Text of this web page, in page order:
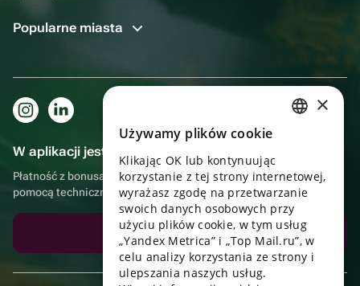
Popularne miasta
W aplikacji jest to jeszcze wygodniejsze!
Płatność z bonusami, samodzielna dostawa, wygodny czat z
pomocą techniczną
Pobierz aplikację
UKRAINIAN
PORTUGUESE
SPANISH
×
Używamy plików cookie
Klikając OK lub kontynuując
korzystanie z tej strony internetowej,
wyrażasz zgodę na przetwarzanie
swoich danych osobowych przy
użyciu plików cookie, w tym usług
„Yandex Metrica” i „Top Mail.ru”, w
celu analizy korzystania ze strony i
ulepszania naszych usług.